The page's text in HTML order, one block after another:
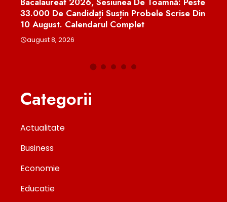
Scrise Din Urșilor Și Cere Un Sistem Național De
Monitorizare În Timp Real A Recoltărilor
august 7, 2026
Categorii
Actualitate
Business
Economie
Educatie